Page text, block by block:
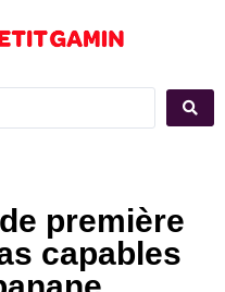
première
capables